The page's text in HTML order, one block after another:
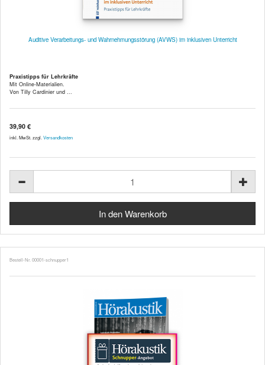
Auditive Verarbeitungs- und Wahrnehmungsstörung (AVWS) im inklusiven Unterricht
Praxistipps für Lehrkräfte
Mit Online-Materialien.
Von Tilly Cardinier und ...
39,90 €
inkl. MwSt. zzgl. Versandkosten
Bestell-Nr. 00001-schnupper1